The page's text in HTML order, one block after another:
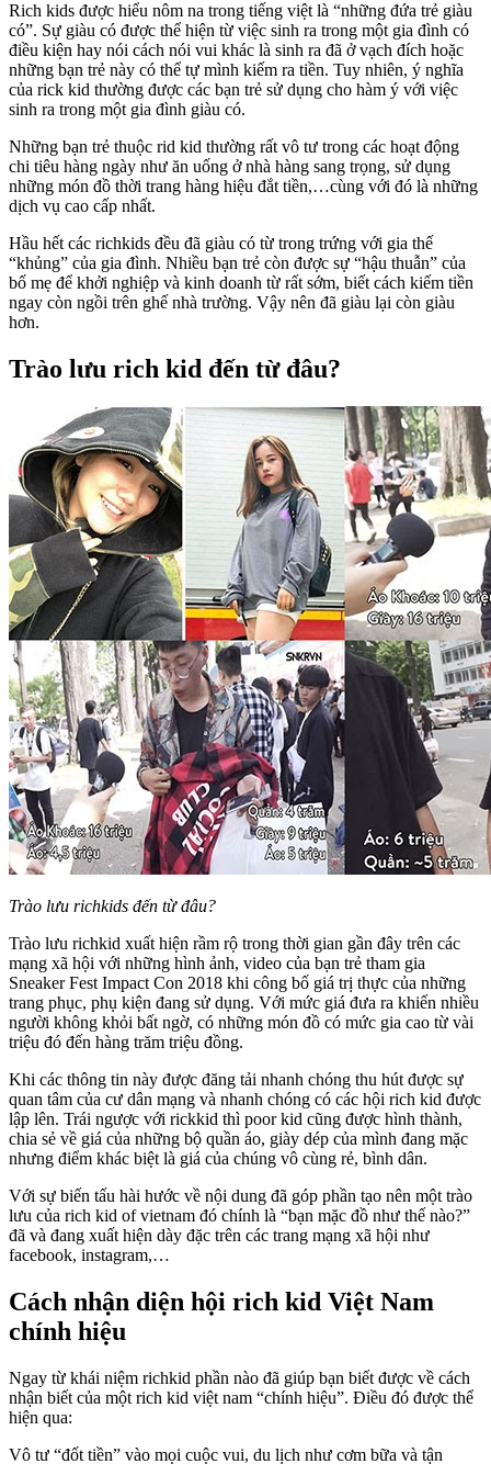
Rich kids được hiểu nôm na trong tiếng việt là “những đứa trẻ giàu
có”. Sự giàu có được thể hiện từ việc sinh ra trong một gia đình có
điều kiện hay nói cách nói vui khác là sinh ra đã ở vạch đích hoặc
những bạn trẻ này có thể tự mình kiếm ra tiền. Tuy nhiên, ý nghĩa
của rick kid thường được các bạn trẻ sử dụng cho hàm ý với việc
sinh ra trong một gia đình giàu có.
Những bạn trẻ thuộc rid kid thường rất vô tư trong các hoạt động
chi tiêu hàng ngày như ăn uống ở nhà hàng sang trọng, sử dụng
những món đồ thời trang hàng hiệu đắt tiền,…cùng với đó là những
dịch vụ cao cấp nhất.
Hầu hết các richkids đều đã giàu có từ trong trứng với gia thế
“khủng” của gia đình. Nhiều bạn trẻ còn được sự “hậu thuẫn” của
bố mẹ để khởi nghiệp và kinh doanh từ rất sớm, biết cách kiếm tiền
ngay còn ngồi trên ghế nhà trường. Vậy nên đã giàu lại còn giàu
hơn.
Trào lưu rich kid đến từ đâu?
Trào lưu richkids đến từ đâu?
Trào lưu richkid xuất hiện rầm rộ trong thời gian gần đây trên các
mạng xã hội với những hình ảnh, video của bạn trẻ tham gia
Sneaker Fest Impact Con 2018 khi công bố giá trị thực của những
trang phục, phụ kiện đang sử dụng. Với mức giá đưa ra khiến nhiều
người không khỏi bất ngờ, có những món đồ có mức gia cao từ vài
triệu đó đến hàng trăm triệu đồng.
Khi các thông tin này được đăng tải nhanh chóng thu hút được sự
quan tâm của cư dân mạng và nhanh chóng có các hội rich kid được
lập lên. Trái ngược với rickkid thì poor kid cũng được hình thành,
chia sẻ về giá của những bộ quần áo, giày dép của mình đang mặc
nhưng điểm khác biệt là giá của chúng vô cùng rẻ, bình dân.
Với sự biến tấu hài hước về nội dung đã góp phần tạo nên một trào
lưu của rich kid of vietnam đó chính là “bạn mặc đồ như thế nào?”
đã và đang xuất hiện dày đặc trên các trang mạng xã hội như
facebook, instagram,…
Cách nhận diện hội rich kid Việt Nam
chính hiệu
Ngay từ khái niệm richkid phần nào đã giúp bạn biết được về cách
nhận biết của một rich kid việt nam “chính hiệu”. Điều đó được thể
hiện qua:
Vô tư “đốt tiền” vào mọi cuộc vui, du lịch như cơm bữa và tận